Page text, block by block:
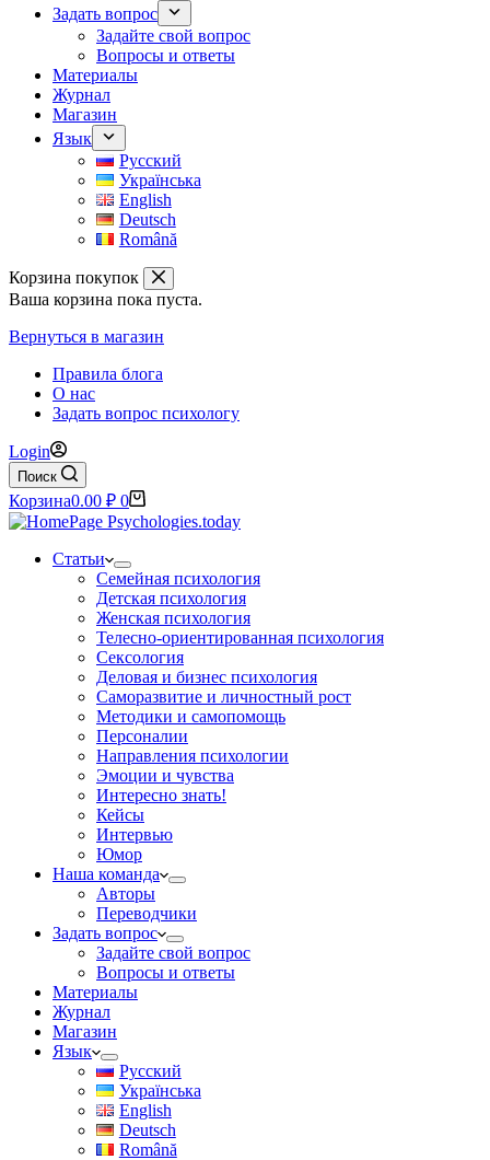
Задать вопрос
Задайте свой вопрос
Вопросы и ответы
Материалы
Журнал
Магазин
Язык
Русский
Українська
English
Deutsch
Română
Корзина покупок
Ваша корзина пока пуста.
Вернуться в магазин
Правила блога
О нас
Задать вопрос психологу
Login
Поиск
Корзина0.00 ₽ 0
Статьи
Семейная психология
Детская психология
Женская психология
Телесно-ориентированная психология
Сексология
Деловая и бизнес психология
Саморазвитие и личностный рост
Методики и самопомощь
Персоналии
Направления психологии
Эмоции и чувства
Интересно знать!
Кейсы
Интервью
Юмор
Наша команда
Авторы
Переводчики
Задать вопрос
Задайте свой вопрос
Вопросы и ответы
Материалы
Журнал
Магазин
Язык
Русский
Українська
English
Deutsch
Română